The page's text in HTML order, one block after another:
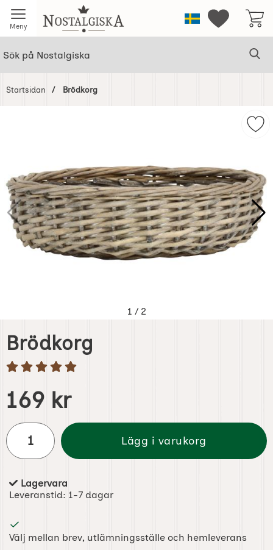
Meny Startsidan för NostalgiskaSverigeMina
Startsidan Brödkorg
1 / 2
Brödkorg
Handla denna produkt Brödkorg
pris
169 kr
antal
Lägg i varukorg
Tillgänglighet:
Lagervara
Leveranstid: 1-7 dagar
Välj mellan brev, utlämningsställe och hemleverans